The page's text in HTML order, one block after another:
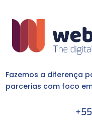
Fazemos a diferença
parcerias com foco